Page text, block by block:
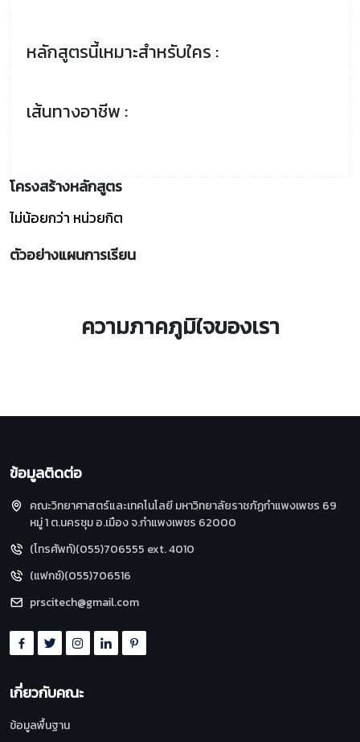
หลักสูตรนี้เหมาะสำหรับใคร :
เส้นทางอาชีพ :
โครงสร้างหลักสูตร
ไม่น้อยกว่า หน่วยกิต
ตัวอย่างแผนการเรียน
ความภาคภูมิใจของเรา
ข้อมูลติดต่อ
คณะวิทยาศาสตร์และเทคโนโลยี มหาวิทยาลัยราชภัฏกำแพงเพชร 69
หมู่ 1 ต.นครชุม อ.เมือง จ.กำแพงเพชร 62000
(โทรศัพท์)(055)706555 ext. 4010
(แฟกซ์)(055)706516
prscitech@gmail.com
เกี่ยวกับคณะ
ข้อมูลพื้นฐาน